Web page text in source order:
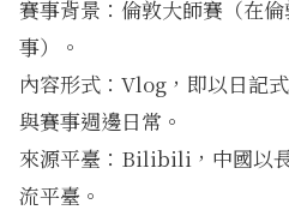
賽事背景：倫敦大師賽（在
事）。
內容形式：Vlog，即以日記
與賽事週邊日常。
來源平臺：Bilibili，中國以
流平臺。